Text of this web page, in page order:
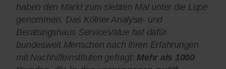
haben den Markt zum siebten Mal unter die Lupe
genommen. Das Kölner Analyse- und
Beratungshaus ServiceValue hat dafür
bundesweit Menschen nach ihren Erfahrungen
mit Nachhilfeinstituten gefragt: Mehr als 1000